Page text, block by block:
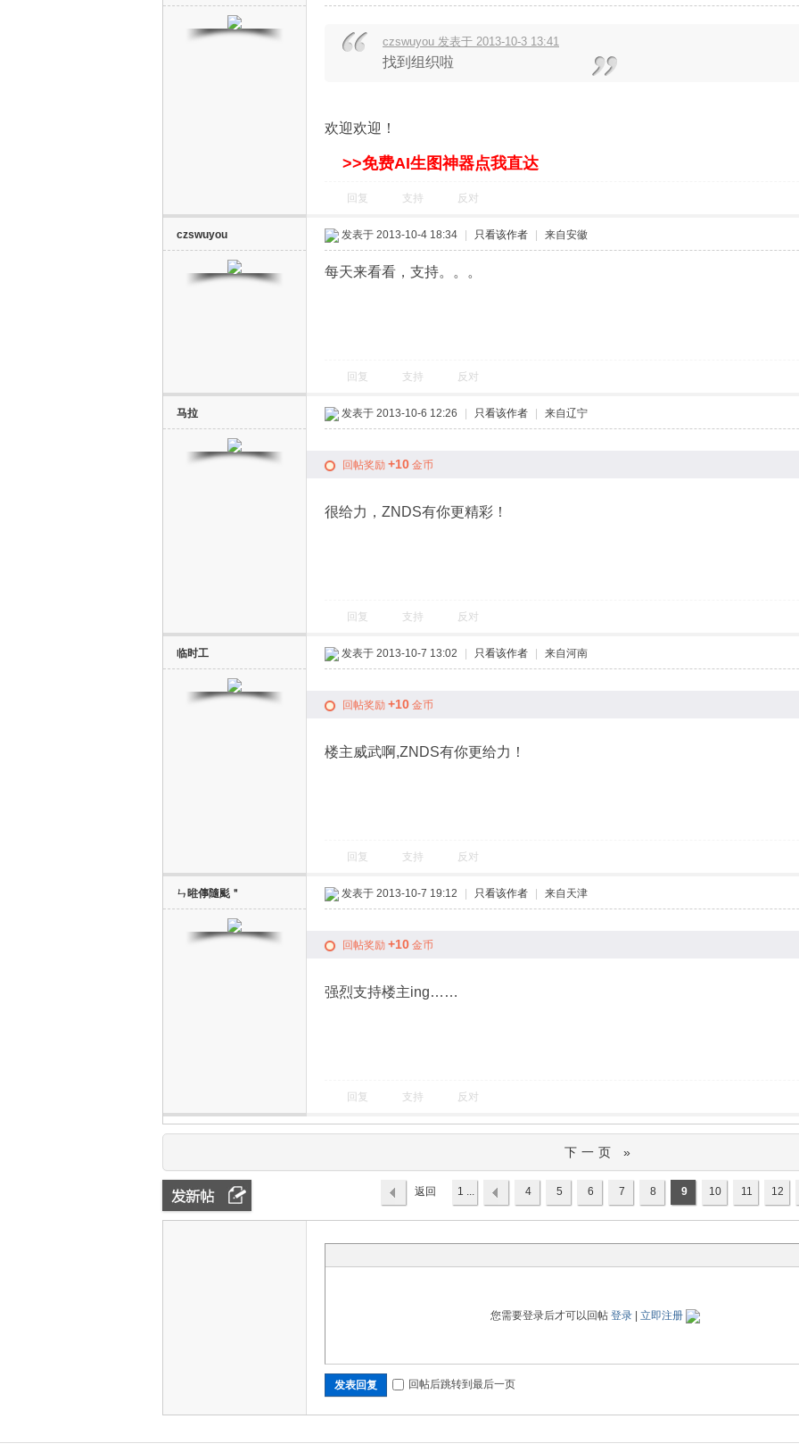
czswuyou 发表于 2013-10-3 13:41
找到组织啦
欢迎欢迎！
>>免费AI生图神器点我直达
回复 支持 反对
czswuyou 发表于 2013-10-4 18:34 只看该作者 来自安徽
每天来看看，支持。。。
回复 支持 反对
马拉 发表于 2013-10-6 12:26 只看该作者 来自辽宁
回帖奖励 +10 金币
很给力，ZNDS有你更精彩！
回复 支持 反对
临时工 发表于 2013-10-7 13:02 只看该作者 来自河南
回帖奖励 +10 金币
楼主威武啊,ZNDS有你更给力！
回复 支持 反对
ㄣ暀倳隨颩＂ 发表于 2013-10-7 19:12 只看该作者 来自天津
回帖奖励 +10 金币
强烈支持楼主ing……
回复 支持 反对
下一页 »
1 ... 4 5 6 7 8 9 10 11 12
返回
您需要登录后才可以回帖 登录 立即注册
发表回复 回帖后跳转到最后一页